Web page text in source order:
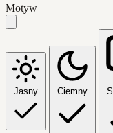
Motyw
Jasny Ciemny